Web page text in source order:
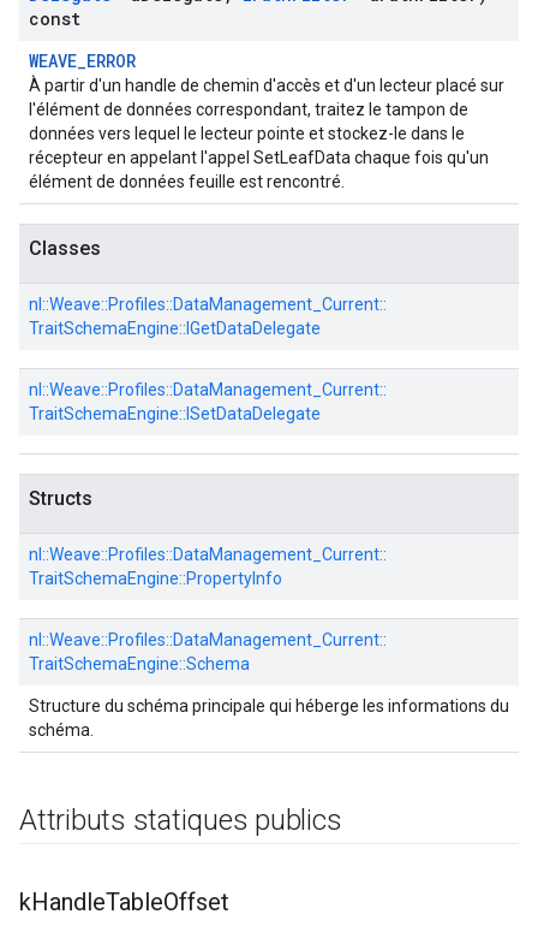
const
WEAVE_ERROR
À partir d'un handle de chemin d'accès et d'un lecteur placé sur
l'élément de données correspondant, traitez le tampon de
données vers lequel le lecteur pointe et stockez-le dans le
récepteur en appelant l'appel SetLeafData chaque fois qu'un
élément de données feuille est rencontré.
Classes
nl::Weave::Profiles::DataManagement_Current::
TraitSchemaEngine:: IGetDataDelegate
nl::Weave::Profiles::DataManagement_Current::
TraitSchemaEngine:: ISetDataDelegate
Structs
nl::Weave::Profiles::DataManagement_Current::
TraitSchemaEngine::PropertyInfo
nl::Weave::Profiles::DataManagement_Current::
TraitSchemaEngine::Schema
Structure du schéma principale qui héberge les informations du
schéma.
Attributs statiques publics
kHandleTableOffset